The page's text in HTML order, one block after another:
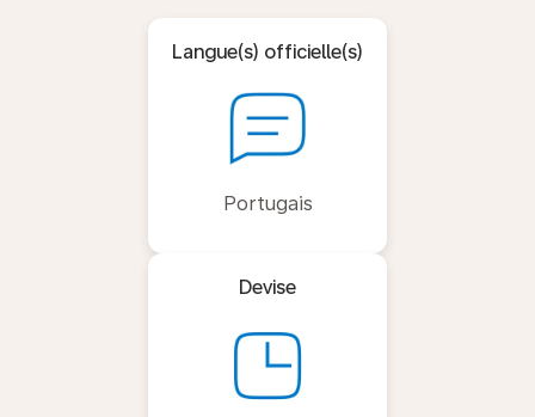
Langue(s) officielle(s)
Portugais
Devise